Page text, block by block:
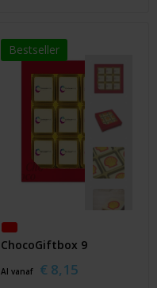
Bestseller
ChocoGiftbox 9
Al vanaf € 8,15